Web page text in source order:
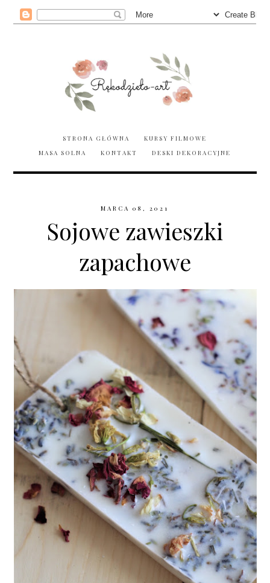
STRONA GŁÓWNA
KURSY FILMOWE
MASA SOLNA
KONTAKT DESKI DEKORACYJNE
MARCA 08, 2021
Sojowe zawieszki
zapachowe